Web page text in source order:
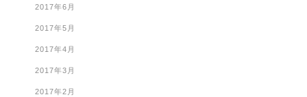
2017年6月
2017年5月
2017年4月
2017年3月
2017年2月